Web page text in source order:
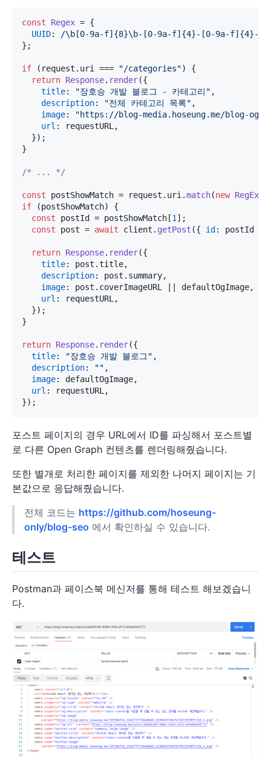
const Regex = {
UUID:
/\b[0-9a-f]{8}\b-[0-9a-f]{4}-[0-9a-f]{4}-
};
if (request. uri === "/categories") {
return Response. render({
title: "장호승 개발 블로그 - 카테고리" ,
description: "전체 카테고리 목록" ,
image:
"https://blog-media.hoseung.me/blog-og-
url : requestURL,
  });
}
/* ... */
const postShowMatch = request. uri .match(new RegExp
if (postShowMatch) {
const postId = postShowMatch[1 ];
const post = await client. getPost ({ id : postId
return Response. render({
title: post.title,
description: post. summary,
image: post. coverImageURL
|| defaultOgImage,
url : requestURL,
  });
}
return Response. render({
title: "장호승 개발 블로그" ,
description: "" ,
image: defaultOgImage,
url : requestURL,
포스트 페이지의 경우 URL에서 ID를 파싱해서 포스트별
로 다른 Open Graph 컨텐츠를 렌더링해줬습니다.
또한 별개로 처리한 페이지를 제외한 나머지 페이지는 기
본값으로 응답해줬습니다.
전체 코드는 https://github.com/hoseung-
only/blog-seo 에서 확인하실 수 있습니다.
테스트
Postman과 페이스북 메신저를 통해 테스트 해보겠습니
다.